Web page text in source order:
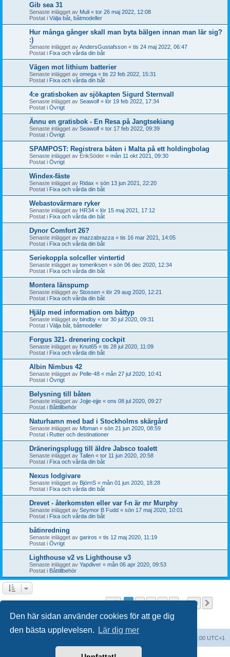
Den här sidan använder cookies för att ge dig
den bästa upplevelsen.
Lär dig mer
Gib sea 31
Senaste inlägget av Muli « tor 26 maj 2022, 12:08
Postat i Välja båt, båtmodeller
Hur många gånger skall man byta bälgen innan man lär sig?
:)
Senaste inlägget av AndersGustafsson « tis 24 maj 2022, 06:47
Postat i Fixa och vårda din båt
Vägen mot lithium batterier
Senaste inlägget av omega « tis 22 feb 2022, 15:31
Postat i Fixa och vårda din båt
4:e gratisboken av sjökapten Sigurd Sternvall
Senaste inlägget av Seawolf « lör 19 feb 2022, 17:34
Postat i Övrigt
Ännu en gratisbok - En Resa på Jangtsekiang
Senaste inlägget av Seawolf « tor 17 feb 2022, 09:39
Postat i Övrigt
SPAMPOST: Registrera båten i Malta på ett holdingbolag
Senaste inlägget av ErikSöder « mån 11 okt 2021, 09:30
Postat i Övrigt
Windex-fäste
Senaste inlägget av Ridax « sön 13 jun 2021, 22:20
Postat i Fixa och vårda din båt
Webastovärmare ryker
Senaste inlägget av HR34 « lör 15 maj 2021, 17:12
Postat i Fixa och vårda din båt
Dynor Comfort 26?
Senaste inlägget av mazzabrazza « tis 16 mar 2021, 14:05
Postat i Fixa och vårda din båt
Seriekoppla solceller vintertid
Senaste inlägget av tomeriksen « sön 06 dec 2020, 12:34
Postat i Fixa och vårda din båt
Montera länspump
Senaste inlägget av Stossen « lör 29 aug 2020, 12:21
Postat i Fixa och vårda din båt
Hjälp med information om båttyp
Senaste inlägget av bindby « tor 30 jul 2020, 09:31
Postat i Välja båt, båtmodeller
Forgus 321- drenering cockpit
Senaste inlägget av Knut65 « tis 28 jul 2020, 11:09
Postat i Fixa och vårda din båt
Albin Nimbus 42
Senaste inlägget av Pelle-48 « mån 27 jul 2020, 10:41
Postat i Övrigt
Belysning till båten
Senaste inlägget av Jojje-ejje « ons 08 jul 2020, 09:27
Postat i Båttillbehör
Naturhamn med bad i Stockholms skärgård
Senaste inlägget av Mbman « sön 21 jun 2020, 08:59
Postat i Rutter och destinationer
Dräneringsplugg till äldre Jabsco toalett
Senaste inlägget av Tallen « tor 11 jun 2020, 20:58
Postat i Fixa och vårda din båt
Nexus lodgivare
Senaste inlägget av BjörnS « mån 01 jun 2020, 18:28
Postat i Fixa och vårda din båt
Drevet - återkomsten eller var f-n är mr Murphy
Senaste inlägget av Seymor B Fudd « sön 17 maj 2020, 10:01
Postat i Fixa och vårda din båt
båtinredning
Senaste inlägget av gariros « tis 12 maj 2020, 11:19
Postat i Övrigt
Lighthouse v2 vs Lighthouse v3
Senaste inlägget av Yapdiver « mån 06 apr 2020, 09:53
Postat i Båttillbehör
Sökningen fann fler än 1000 träffar Sida1av20
1 2 3 4 5 20
Alla tidsangivelser är UTC+01:00 UTC+1